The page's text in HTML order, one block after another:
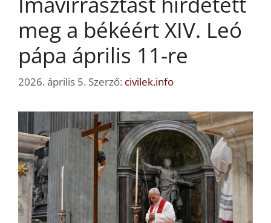
meg a békéért XIV. Leó
pápa április 11-re
2026. április 5. Szerző: civilek.info